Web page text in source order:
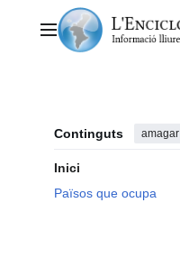
contingutMenú principal
Continguts amagar
Inici
Països que ocupa